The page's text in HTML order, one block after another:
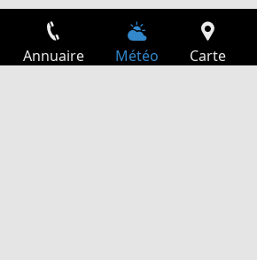
Annuaire Météo Carte